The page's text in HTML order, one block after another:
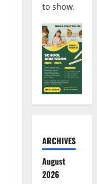
to show.
ARCHIVES
August
2026